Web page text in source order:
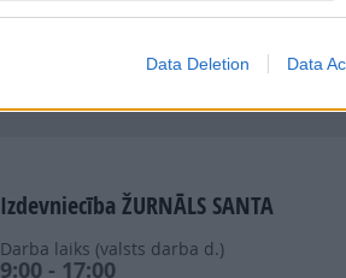
Data Deletion Data
Nepalaid garām
Izdevniecība ŽURNĀLS SANTA
Darba laiks (valsts darba d.)
9:00 - 17:00